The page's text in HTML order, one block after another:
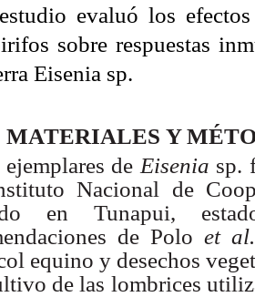
evaluó los
sobre respuestas
Eisenia sp.
MATERIALES YMÉT
de Eisenia sp.
Nacional de
en Tunapui,
de Polo et al.
equino y desechos
de las lombrices